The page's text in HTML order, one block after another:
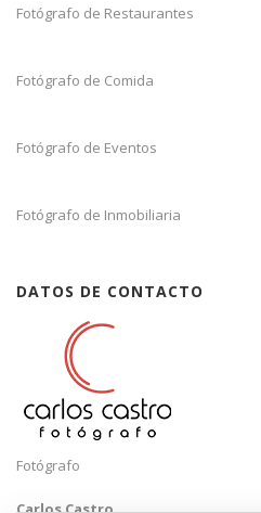
Fotógrafo de Restaurantes
Fotógrafo de Comida
Fotógrafo de Eventos
Fotógrafo de Inmobiliaria
DATOS DE CONTACTO
Fotógrafo
Carlos Castro